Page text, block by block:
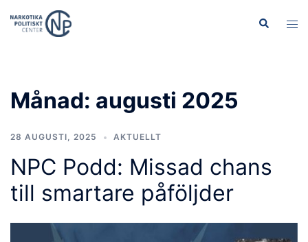
Sök
Slå
Månad: augusti 2025
28 AUGUSTI, 2025 AKTUELLT
NPC Podd: Missad chans
till smartare påföljder